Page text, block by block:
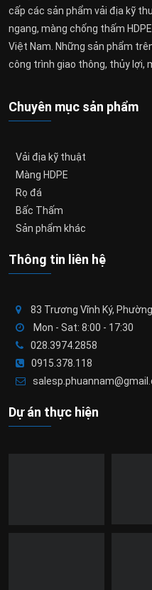
cấp các sản phẩm vải địa kỹ
ngang, màng chống thấm
Việt Nam. Những sản phẩm
công trình giao thông, thủy lợi,
Chuyên mục sản phẩm
Vải địa kỹ thuật
Màng HDPE
Rọ đá
Bấc Thấm
Sản phẩm khác
Thông tin liên hệ
83 Trương Vĩnh Ký,
Mon - Sat: 8:00 - 17:30
028.3974.2858
0915.378.118
Dự án thực hiện